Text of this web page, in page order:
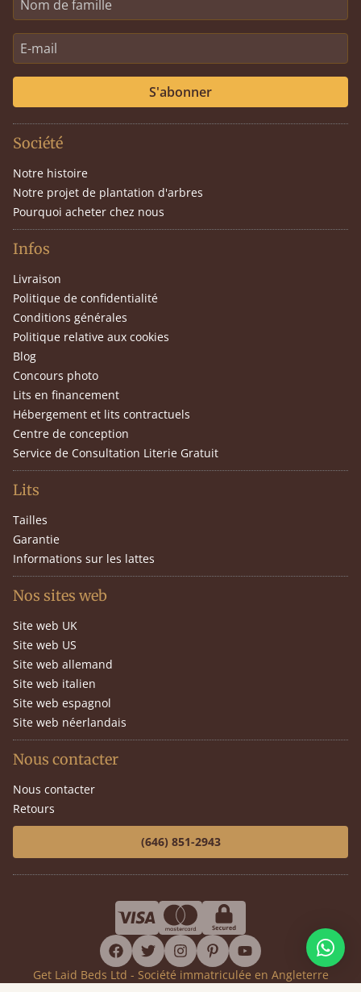
S'abonner
Société
Notre histoire
Notre projet de plantation d'arbres
Pourquoi acheter chez nous
Infos
Livraison
Politique de confidentialité
Conditions générales
Politique relative aux cookies
Blog
Concours photo
Lits en financement
Hébergement et lits contractuels
Centre de conception
Service de Consultation Literie Gratuit
Lits
Tailles
Garantie
Informations sur les lattes
Nos sites web
Site web UK
Site web US
Site web allemand
Site web italien
Site web espagnol
Site web néerlandais
Nous contacter
Nous contacter
Retours
(646) 851-2943
facebook
twitterinstagram
pinterestyoutube
Get Laid Beds Ltd - Société immatriculée en Angleterre